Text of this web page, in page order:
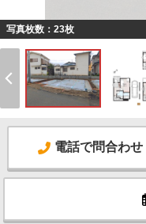
写真枚数：23枚
電話で問合わせ